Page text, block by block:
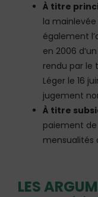
À titre
la
également
en 2006
rendu par le
Léger le 16
jugement
À titre
paiement
mensualités
LES